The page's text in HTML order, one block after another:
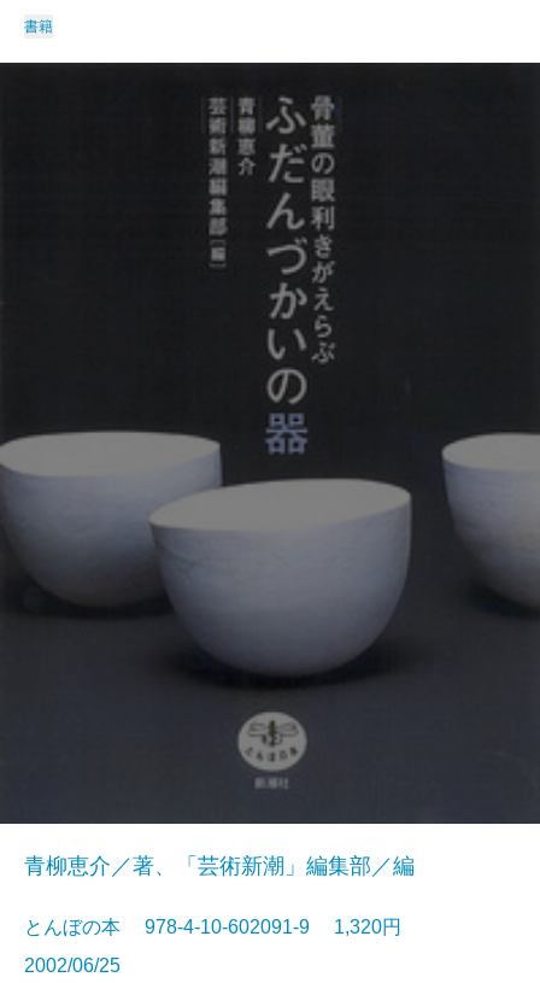
書籍
青柳恵介／著、「芸術新潮」編集部／編
とんぼの本 978-4-10-602091-9 1,320円
2002/06/25